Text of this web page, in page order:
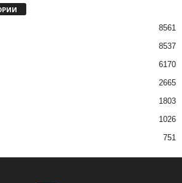
8561
8537
6170
2665
1803
1026
751